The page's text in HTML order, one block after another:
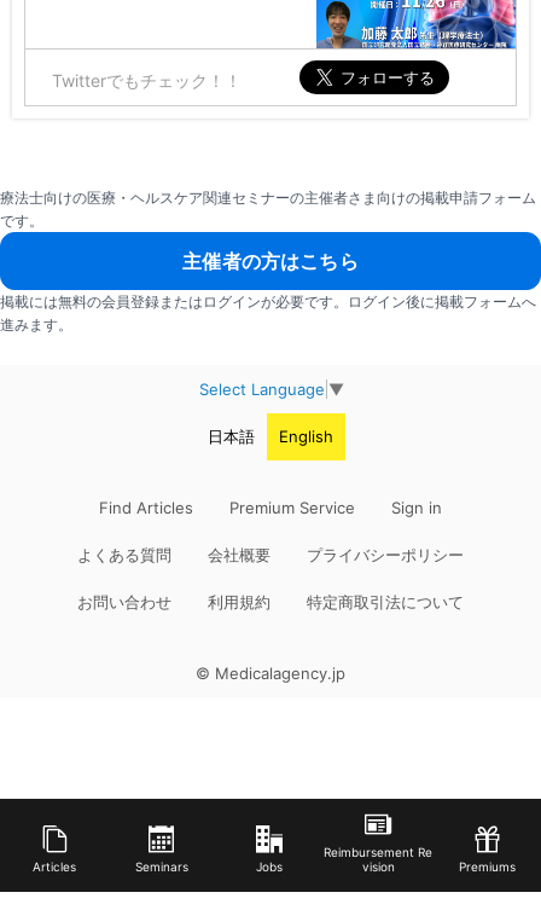
Articles Seminars Jobs
Reimbursement Re
vision
Premiums
Twitterでもチェック！！
療法士向けの医療・ヘルスケア関連セミナーの主催者さま向けの掲載申請フォーム
です。
主催者の方はこちら
掲載には無料の会員登録またはログインが必要です。ログイン後に掲載フォームへ
進みます。
Select Language ▼
日本語 English
Find Articles Premium Service Sign in
よくある質問 会社概要 プライバシーポリシー
お問い合わせ 利用規約 特定商取引法について
© Medicalagency.jp